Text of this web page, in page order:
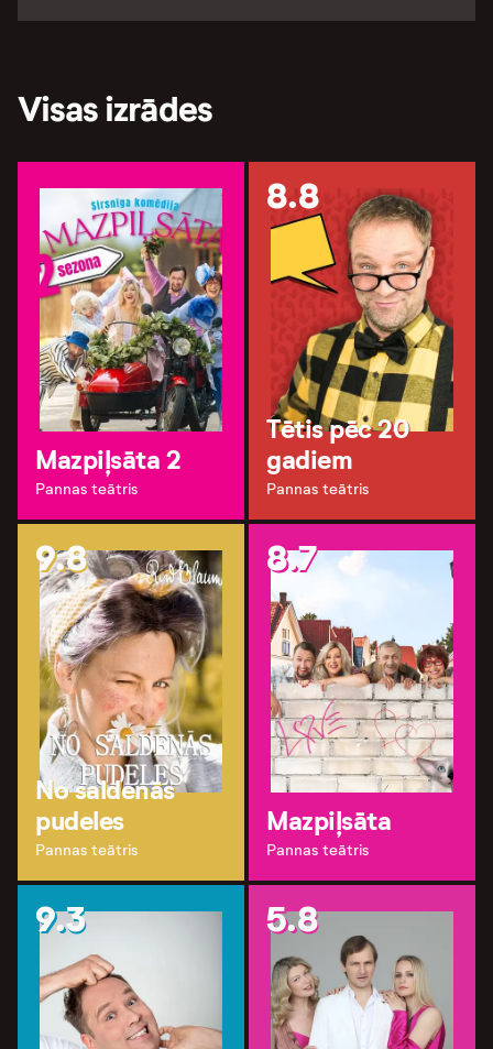
Visas izrādes
Mazpiļsāta 2
Pannas teātris
8.8
Tētis pēc 20
gadiem
Pannas teātris
9.8
No saldenās
pudeles
Pannas teātris
8.7
Mazpiļsāta
Pannas teātris
9.3 5.8